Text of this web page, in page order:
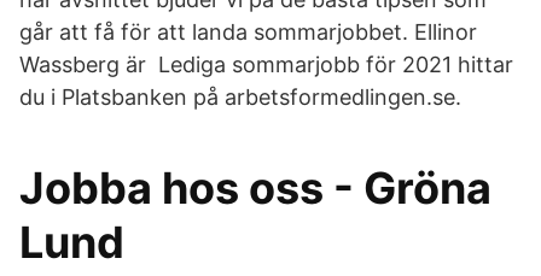
går att få för att landa sommarjobbet. Ellinor
Wassberg är Lediga sommarjobb för 2021 hittar
du i Platsbanken på arbetsformedlingen.se.
Jobba hos oss - Gröna
Lund